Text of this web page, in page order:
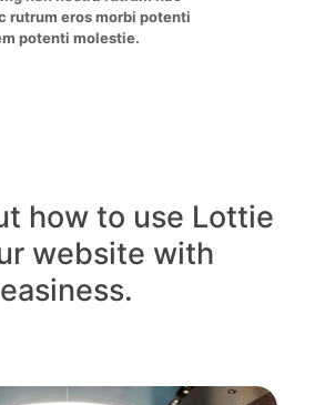
rutrum eros morbi potenti
potenti molestie.
how to use Lottie
website with
easiness.